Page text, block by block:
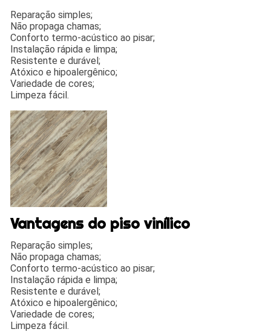
Reparação simples;
Não propaga chamas;
Conforto termo-acústico ao pisar;
Instalação rápida e limpa;
Resistente e durável;
Atóxico e hipoalergênico;
Variedade de cores;
Limpeza fácil.
Vantagens do piso vinílico
Reparação simples;
Não propaga chamas;
Conforto termo-acústico ao pisar;
Instalação rápida e limpa;
Resistente e durável;
Atóxico e hipoalergênico;
Variedade de cores;
Limpeza fácil.